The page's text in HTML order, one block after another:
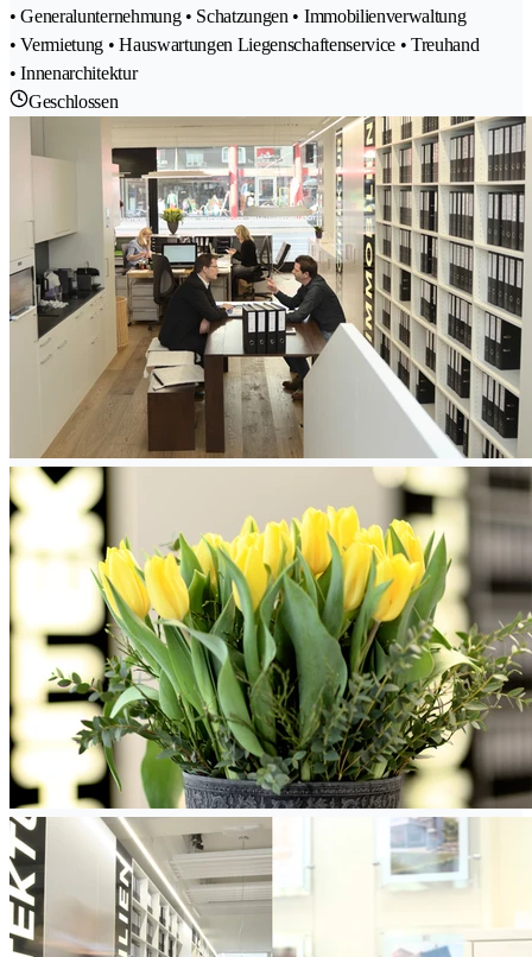
• Generalunternehmung • Schatzungen • Immobilienverwaltung
• Vermietung • Hauswartungen Liegenschaftenservice • Treuhand
• Innenarchitektur
Geschlossen